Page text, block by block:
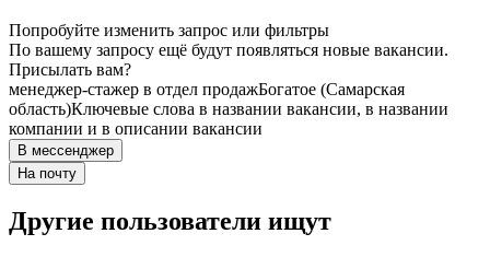
Попробуйте изменить запрос или фильтры
По вашему запросу ещё будут появляться новые вакансии.
Присылать вам?
менеджер-стажер в отдел продажБогатое (Самарская
область)Ключевые слова в названии вакансии, в названии
компании и в описании вакансии
В мессенджер
На почту
Другие пользователи ищут